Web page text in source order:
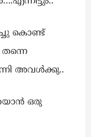
കൊണ്ട്
അവള്‍ക്കു..
ഒരു